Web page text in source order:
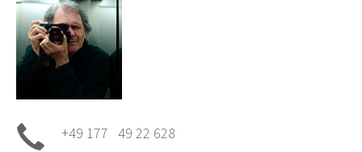
+49 177 49 22 628